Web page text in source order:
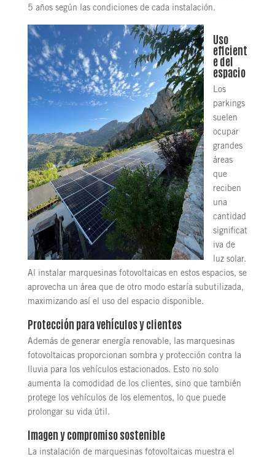
5 años según las condiciones de cada instalación.
Uso
eficient
e del
espacio
Los
parkings
suelen
ocupar
grandes
áreas
que
reciben
una
cantidad
significat
iva de
luz solar.
Al instalar marquesinas fotovoltaicas en estos espacios, se
aprovecha un área que de otro modo estaría subutilizada,
maximizando así el uso del espacio disponible.
Protección para vehículos y clientes
Además de generar energía renovable, las marquesinas
fotovoltaicas proporcionan sombra y protección contra la
lluvia para los vehículos estacionados. Esto no solo
aumenta la comodidad de los clientes, sino que también
protege los vehículos de los elementos, lo que puede
prolongar su vida útil.
Imagen y compromiso sostenible
La instalación de marquesinas fotovoltaicas muestra el